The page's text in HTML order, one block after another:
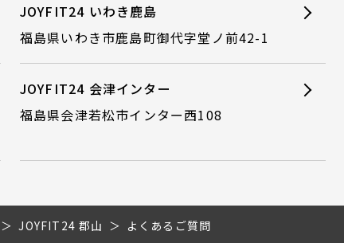
JOYFIT24 いわき鹿島
福島県いわき市鹿島町御代字堂ノ前42-1
JOYFIT24 会津インター
福島県会津若松市インター西108
JOYFIT24 郡山 よくあるご質問